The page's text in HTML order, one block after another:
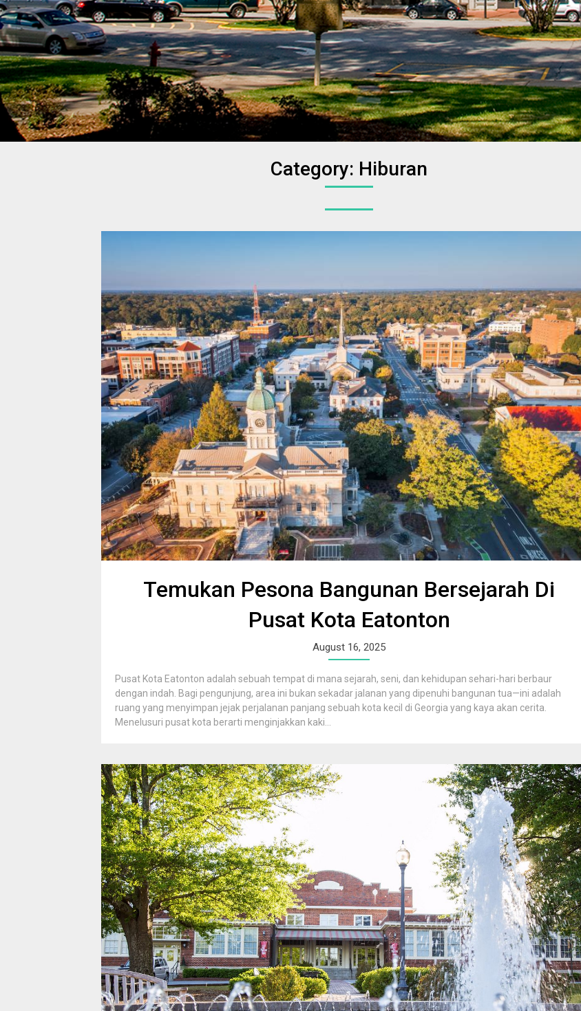
Eat on Ton
Category: Hiburan
Temukan Pesona Bangunan Bersejarah Di
Pusat Kota Eatonton
August 16, 2025
Pusat Kota Eatonton adalah sebuah tempat di mana sejarah, seni, dan kehidupan sehari-hari berbaur
dengan indah. Bagi pengunjung, area ini bukan sekadar jalanan yang dipenuhi bangunan tua—ini adalah
ruang yang menyimpan jejak perjalanan panjang sebuah kota kecil di Georgia yang kaya akan cerita.
Menelusuri pusat kota berarti menginjakkan kaki...